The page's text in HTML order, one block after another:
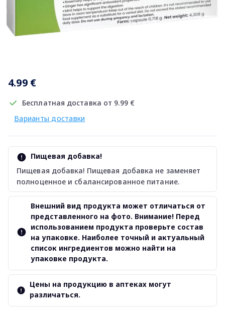
4.99 €
Бесплатная доставка от 9.99 €
Варианты доставки
Пищевая добавка!
Пищевая добавка! Пищевая добавка не заменяет
полноценное и сбалансированное питание.
Внешний вид продукта может отличаться от
представленного на фото. Внимание! Перед
использованием продукта проверьте состав
на упаковке. Наиболее точный и актуальный
список ингредиентов можно найти на
упаковке продукта.
Цены на продукцию в аптеках могут
различаться.